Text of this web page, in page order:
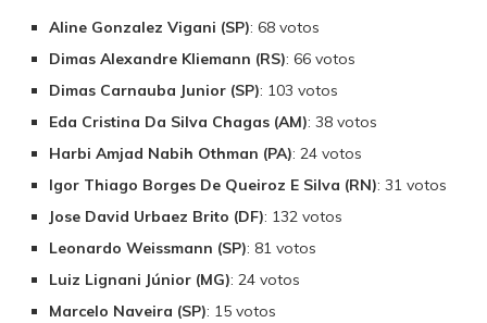
Aline Gonzalez Vigani (SP): 68 votos
Dimas Alexandre Kliemann (RS): 66 votos
Dimas Carnauba Junior (SP): 103 votos
Eda Cristina Da Silva Chagas (AM): 38 votos
Harbi Amjad Nabih Othman (PA): 24 votos
Igor Thiago Borges De Queiroz E Silva (RN): 31 votos
Jose David Urbaez Brito (DF): 132 votos
Leonardo Weissmann (SP): 81 votos
Luiz Lignani Júnior (MG): 24 votos
Marcelo Naveira (SP): 15 votos